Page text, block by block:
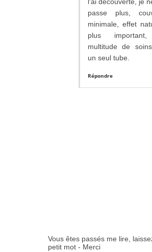
passe plus,
minimale, effet
plus
multitude de
un seul tube.
Répondre
Vous êtes passés me lire,
petit mot - Merci